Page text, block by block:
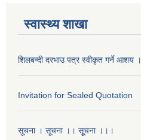
स्वास्थ्य शाखा
शिलबन्दी दरभाउ पत्र स्वीकृत गर्ने आशय ।
Invitation for Sealed Quotation
सूचना । सूचना ।। सूूचना ।।।